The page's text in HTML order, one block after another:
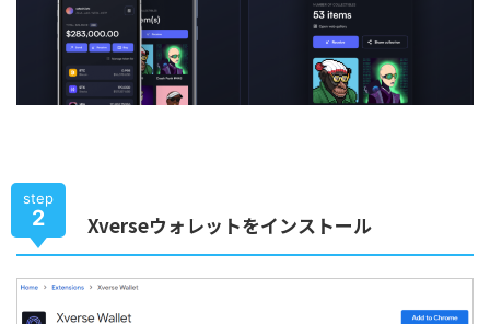
step
2 Xverseウォレットをインストール